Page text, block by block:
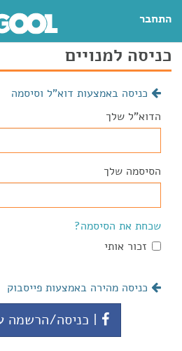
התחבר
כניסה למנויים
כניסה באמצעות דוא"ל וסיסמה
הדוא"ל שלך
הסיסמה שלך
שכחת את הסיסמה?
זכור אותי
כניסה מהירה באמצעות פייסבוק
| כניסה/הרשמה